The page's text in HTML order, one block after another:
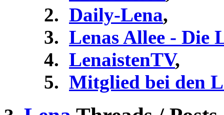
Daily-Lena,
Lenas Allee - Die
LenaistenTV,
Mitglied bei den